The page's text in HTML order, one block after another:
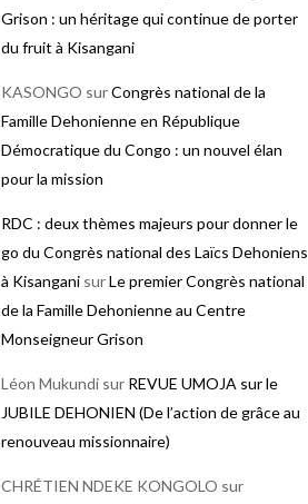
Grison : un héritage qui continue de porter
du fruit à Kisangani
KASONGO surCongrès national de la
Famille Dehonienne en République
Démocratique du Congo : un nouvel élan
pour la mission
RDC : deux thèmes majeurs pour donner le
go du Congrès national des Laïcs Dehoniens
à Kisangani surLe premier Congrès national
de la Famille Dehonienne au Centre
Monseigneur Grison
Léon Mukundi sur REVUE UMOJA sur le
JUBILE DEHONIEN (De l’action de grâce au
renouveau missionnaire)
CHRÉTIEN NDEKE KONGOLO sur